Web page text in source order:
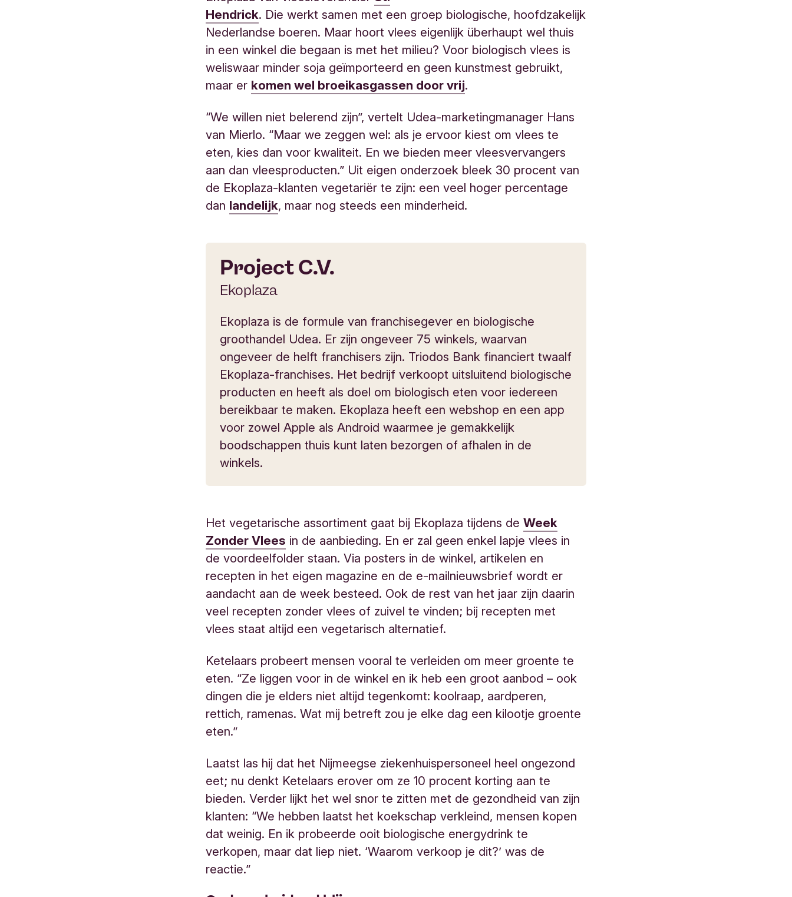
Hendrick. Die werkt samen met een groep biologische, hoofdzakelijk
Nederlandse boeren. Maar hoort vlees eigenlijk überhaupt wel thuis
in een winkel die begaan is met het milieu? Voor biologisch vlees is
weliswaar minder soja geïmporteerd en geen kunstmest gebruikt,
maar er komen wel broeikasgassen door vrij.
“We willen niet belerend zijn”, vertelt Udea-marketingmanager Hans
van Mierlo. “Maar we zeggen wel: als je ervoor kiest om vlees te
eten, kies dan voor kwaliteit. En we bieden meer vleesvervangers
aan dan vleesproducten.” Uit eigen onderzoek bleek 30 procent van
de Ekoplaza-klanten vegetariër te zijn: een veel hoger percentage
dan landelijk, maar nog steeds een minderheid.
Project C.V.
Ekoplaza
Ekoplaza is de formule van franchisegever en biologische
groothandel Udea. Er zijn ongeveer 75 winkels, waarvan
ongeveer de helft franchisers zijn. Triodos Bank financiert twaalf
Ekoplaza-franchises. Het bedrijf verkoopt uitsluitend biologische
producten en heeft als doel om biologisch eten voor iedereen
bereikbaar te maken. Ekoplaza heeft een webshop en een app
voor zowel Apple als Android waarmee je gemakkelijk
boodschappen thuis kunt laten bezorgen of afhalen in de
winkels.
Het vegetarische assortiment gaat bij Ekoplaza tijdens deWeek
Zonder Vlees in de aanbieding. En er zal geen enkel lapje vlees in
de voordeelfolder staan. Via posters in de winkel, artikelen en
recepten in het eigen magazine en de e-mailnieuwsbrief wordt er
aandacht aan de week besteed. Ook de rest van het jaar zijn daarin
veel recepten zonder vlees of zuivel te vinden; bij recepten met
vlees staat altijd een vegetarisch alternatief.
Ketelaars probeert mensen vooral te verleiden om meer groente te
eten. “Ze liggen voor in de winkel en ik heb een groot aanbod – ook
dingen die je elders niet altijd tegenkomt: koolraap, aardperen,
rettich, ramenas. Wat mij betreft zou je elke dag een kilootje groente
eten.”
Laatst las hij dat het Nijmeegse ziekenhuispersoneel heel ongezond
eet; nu denkt Ketelaars erover om ze 10 procent korting aan te
bieden. Verder lijkt het wel snor te zitten met de gezondheid van zijn
klanten: “We hebben laatst het koekschap verkleind, mensen kopen
dat weinig. En ik probeerde ooit biologische energydrink te
verkopen, maar dat liep niet. ‘Waarom verkoop je dit?’ was de
reactie.”